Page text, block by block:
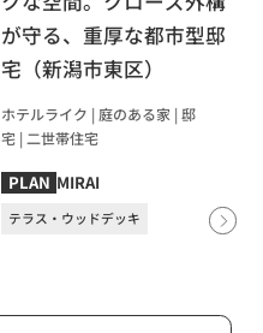
が守る、重厚な都市型邸
宅（新潟市東区）
ホテルライク | 庭のある家 |邸
宅| ⼆世帯住宅
PLAN MIRAI
テラス・ウッドデッキ